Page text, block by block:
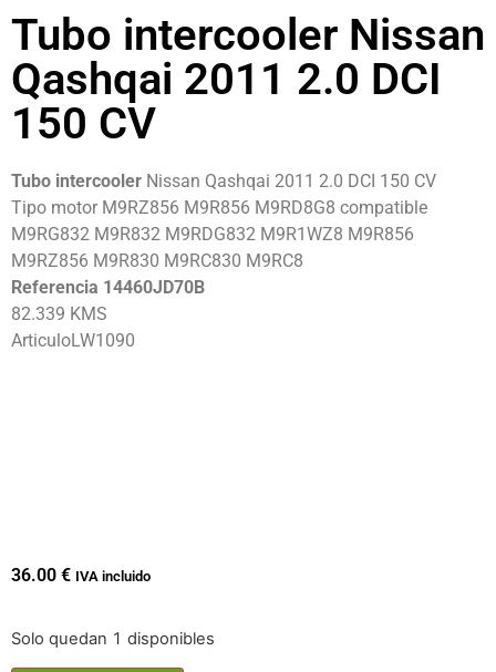
Tubo intercooler Nissan
Qashqai 2011 2.0 DCI
150 CV
Tubo intercooler Nissan Qashqai 2011 2.0 DCI 150 CV
Tipo motor M9RZ856 M9R856 M9RD8G8 compatible
M9RG832 M9R832 M9RDG832 M9R1WZ8 M9R856
M9RZ856 M9R830 M9RC830 M9RC8
Referencia 14460JD70B
82.339 KMS
ArticuloLW1090
36.00 € IVA incluido
Solo quedan 1 disponibles